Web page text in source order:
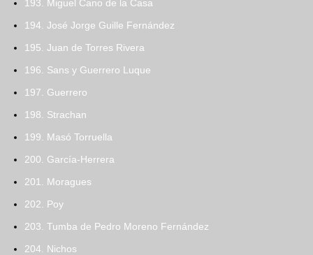
193. Miguel Cano de la Casa
194. José Jorge Guille Fernández
195. Juan de Torres Rivera
196. Sans y Guerrero Luque
197. Guerrero
198. Strachan
199. Masó Torruella
200. García-Herrera
201. Moragues
202. Poy
203. Tumba de Pedro Moreno Fernández
204. Nichos